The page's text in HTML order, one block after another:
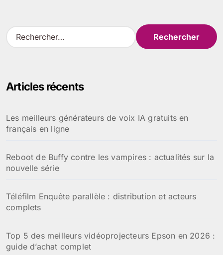
R
e
r
e
r
Articles récents
Les meilleurs générateurs de voix IA gratuits en
français en ligne
Reboot de Buffy contre les vampires : actualités sur la
nouvelle série
Téléfilm Enquête parallèle : distribution et acteurs
complets
Top 5 des meilleurs vidéoprojecteurs Epson en 2026 :
guide d’achat complet